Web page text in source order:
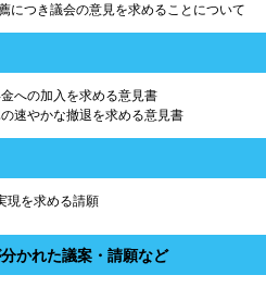
につき議会の意見を求めることについて
への加入を求める意見書
速やかな撤退を求める意見書
現を求める請願
かれた議案・請願など